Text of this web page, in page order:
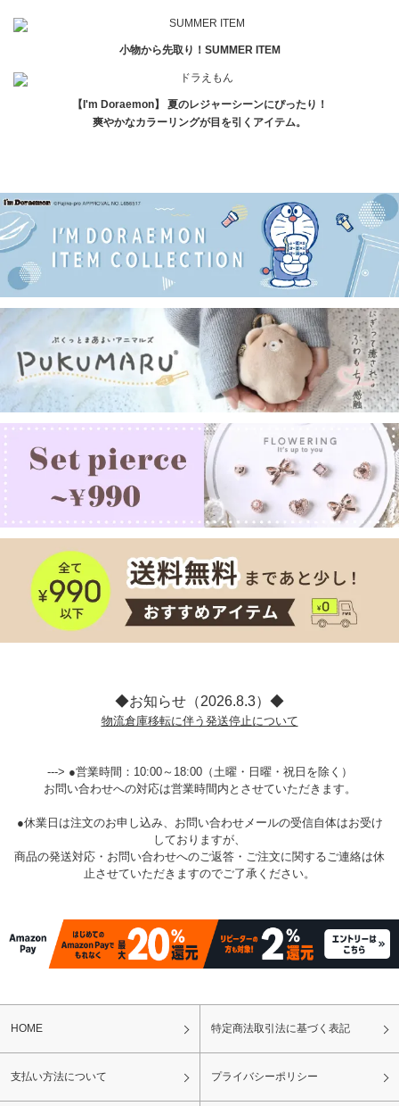
小物から先取り！SUMMER ITEM
【I'm Doraemon】 夏のレジャーシーンにぴったり！
爽やかなカラーリングが目を引くアイテム。
◆お知らせ（2026.8.3）◆
物流倉庫移転に伴う発送停止について
---> ●営業時間：10:00～18:00（土曜・日曜・祝日を除く）
お問い合わせへの対応は営業時間内とさせていただきます。
●休業日は注文のお申し込み、お問い合わせメールの受信自体はお受け
しておりますが、
商品の発送対応・お問い合わせへのご返答・ご注文に関するご連絡は休
止させていただきますのでご了承ください。
HOME 特定商法取引法に基づく表記
支払い方法について プライバシーポリシー